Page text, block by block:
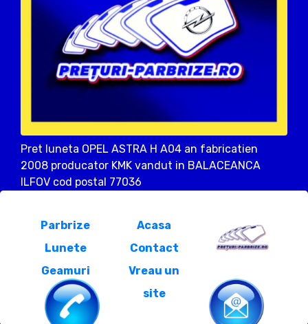
Pret luneta OPEL ASTRA H A04 an fabricatien
2008 producator KMK vandut in BALACEANCA
ILFOV cod postal 77036
Parbrize
Lunete
Geamuri
Acasa
Contact
Vreau un
site